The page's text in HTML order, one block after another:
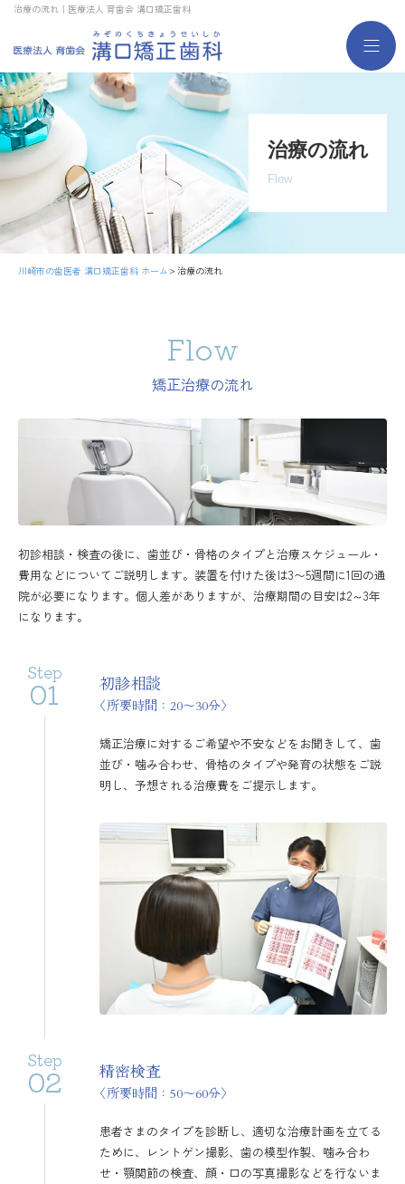
治療の流れ｜医療法人 育歯会 溝口矯正歯科
治療の流れ
Flow
川崎市の歯医者 溝口矯正歯科 ホーム 治療の流れ
Flow
矯正治療の流れ
初診相談・検査の後に、歯並び・骨格のタイプと治療スケジュール・
費用などについてご説明します。装置を付けた後は3〜5週間に1回の通
院が必要になります。個人差がありますが、治療期間の目安は2～3年
になります。
Step
01 初診相談
〈所要時間：20〜30分〉
矯正治療に対するご希望や不安などをお聞きして、歯
並び・噛み合わせ、骨格のタイプや発育の状態をご説
明し、予想される治療費をご提示します。
Step
02 精密検査
〈所要時間：50〜60分〉
患者さまのタイプを診断し、適切な治療計画を立てる
ために、レントゲン撮影、歯の模型作製、噛み合わ
せ・顎関節の検査、顔・口の写真撮影などを行ないま